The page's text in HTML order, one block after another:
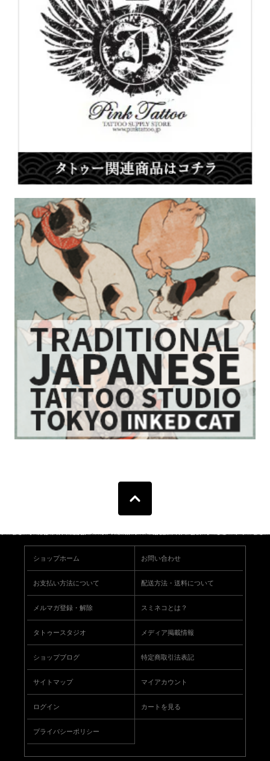
ショップホーム お問い合わせ
お支払い方法について 配送方法・送料について
メルマガ登録・解除 スミネコとは？
タトゥースタジオ メディア掲載情報
ショップブログ 特定商取引法表記
サイトマップ マイアカウント
ログイン カートを見る
プライバシーポリシー